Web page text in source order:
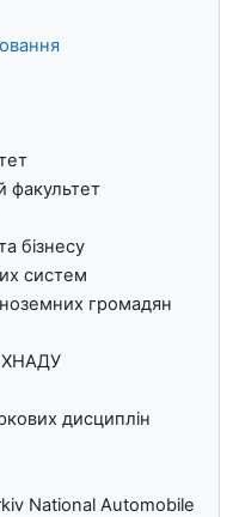
факультет
бізнесу
систем
громадян
ХНАДУ
дисциплін
National Automobile